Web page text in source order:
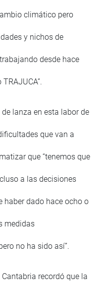
climático pero
y nichos de
desde hace
lanza en esta labor de
que van a
que “tenemos que
a las decisiones
haber dado hace ocho o
medidas
no ha sido así”.
recordó que la